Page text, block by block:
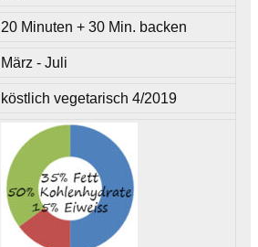
20 Minuten + 30 Min. backen
März - Juli
köstlich vegetarisch 4/2019